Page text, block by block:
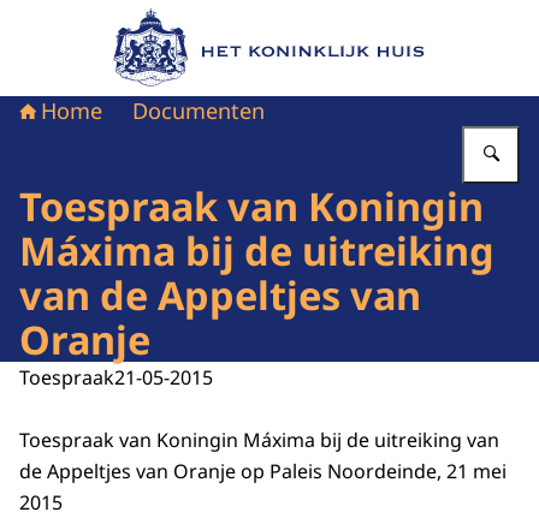
Naar de homepage van Het Koninklijk Huis
Home Documenten
Toespraak van Koningin
Máxima bij de uitreiking
van de Appeltjes van
Oranje
Toespraak21-05-2015
Toespraak van Koningin Máxima bij de uitreiking van
de Appeltjes van Oranje op Paleis Noordeinde, 21 mei
2015